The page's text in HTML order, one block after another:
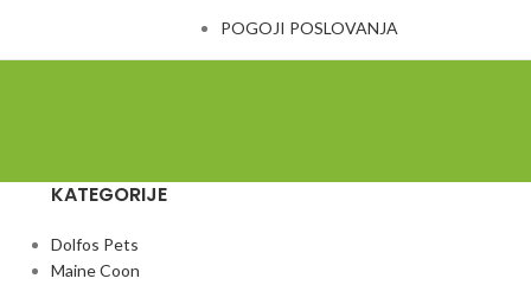
POGOJI POSLOVANJA
KATEGORIJE
Dolfos Pets
Maine Coon